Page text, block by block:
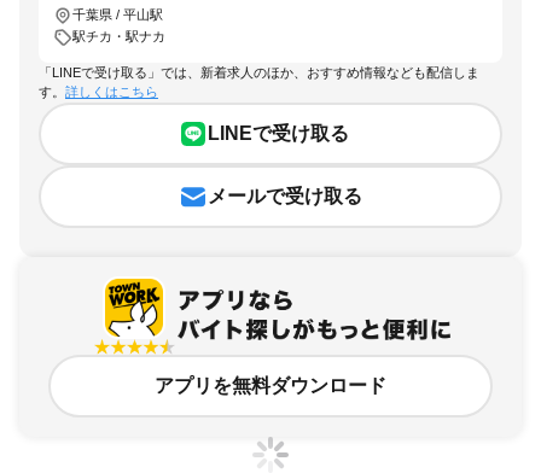
千葉県 / 平山駅
駅チカ・駅ナカ
「LINEで受け取る」では、新着求人のほか、おすすめ情報なども配信しま
す。 詳しくはこちら
LINEで受け取る
メールで受け取る
アプリを無料ダウンロード